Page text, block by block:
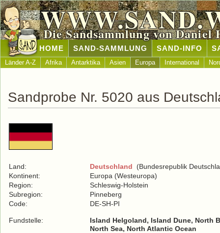
Die Sandsammlung von Daniel
HOME SAND-SAMMLUNG SAND-INFO
Länder A-Z Afrika Antarktika Asien Europa International
Sandprobe Nr. 5020 aus
Land: Deutschland (Bundesrepublik
Kontinent:
Europa (Westeuropa)
Region:
Schleswig-Holstein
Subregion:
Pinneberg
Code:
DE-SH-PI
Fundstelle:
Island Helgoland, Island Dune, North
North Sea, North Atlantic Ocean